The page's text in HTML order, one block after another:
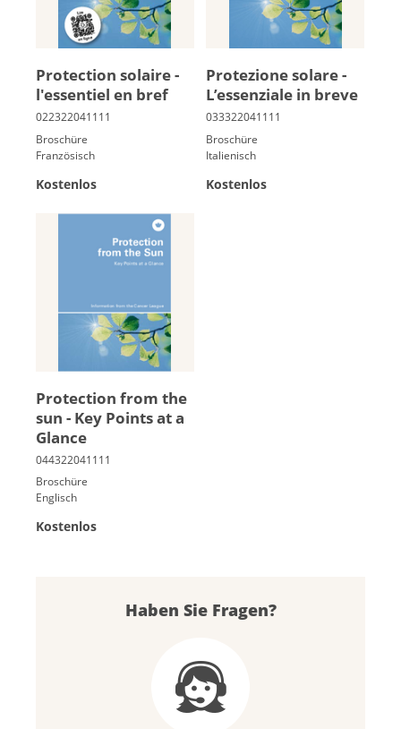
Pro­tec­tion so­laire -
l'es­sen­tiel en bref
Broschüre
Französisch
Kostenlos
Protezione solare -
L’es­senziale in breve
Broschüre
Italienisch
Kostenlos
Protection from the
sun - Key Points at a
Glance
Broschüre
Englisch
Kostenlos
Haben Sie Fragen?